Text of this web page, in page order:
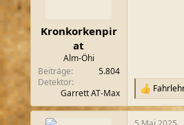
Kronkorkenpir
at
Alm-Öhi
Beiträge
5.804
Detektor
Garrett AT-Max
R
e
a